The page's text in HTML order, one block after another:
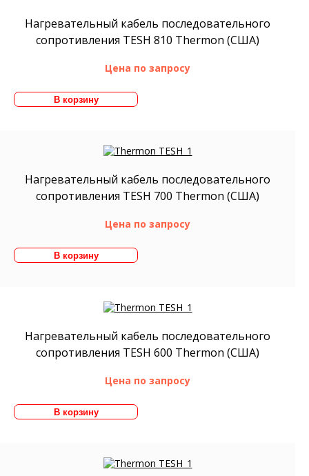
Нагревательный кабель последовательного
сопротивления TESH 810 Thermon (США)
Цена по запросу
Нагревательный кабель последовательного
сопротивления TESH 700 Thermon (США)
Цена по запросу
Нагревательный кабель последовательного
сопротивления TESH 600 Thermon (США)
Цена по запросу